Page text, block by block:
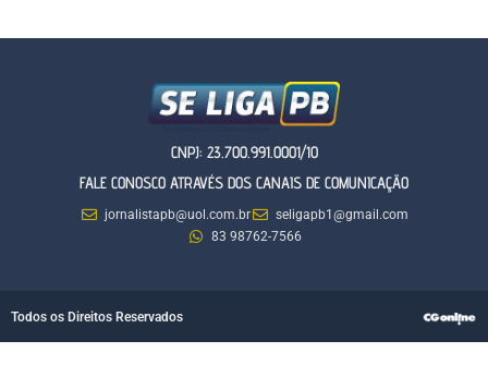
CNPJ: 23.700.991.0001/10
FALE CONOSCO ATRAVÉS DOS CANAIS DE COMUNICAÇÃO
jornalistapb@uol.com.br
seligapb1@gmail.com
83 98762-7566
Todos os Direitos Reservados